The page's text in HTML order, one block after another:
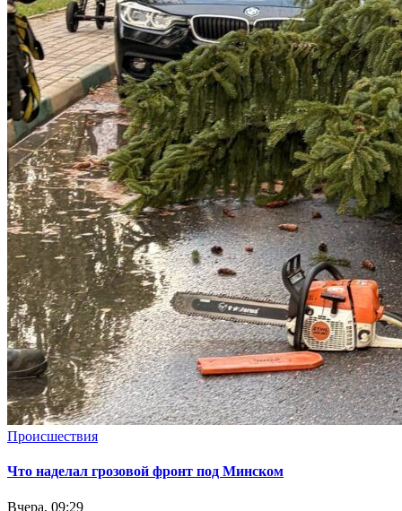
Происшествия
Что наделал грозовой фронт под Минском
Вчера, 09:29